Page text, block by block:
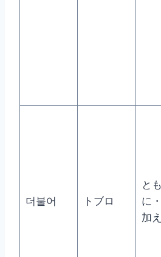
더불어 トブロ
とも
に
加